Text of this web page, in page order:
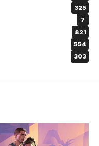
325
7
821
554
303